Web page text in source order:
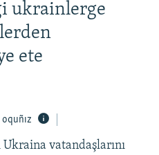
ukrainlerge
ete
vatandaşlarını